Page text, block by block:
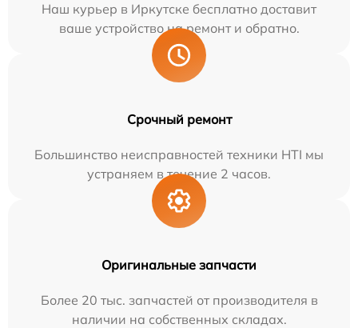
Наш курьер в Иркутске бесплатно доставит
ваше устройство на ремонт и обратно.
Срочный ремонт
Большинство неисправностей техники HTI мы
устраняем в течение 2 часов.
Оригинальные запчасти
Более 20 тыс. запчастей от производителя в
наличии на собственных складах.